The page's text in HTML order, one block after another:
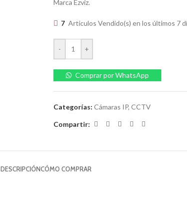
Marca Ezviz.
7 Artículos Vendido(s) en los últimos 7
- +
Comprar por WhatsApp
Categorías: Cámaras IP, CCTV
Compartir:
DESCRIPCIÓNCÓMO COMPRAR